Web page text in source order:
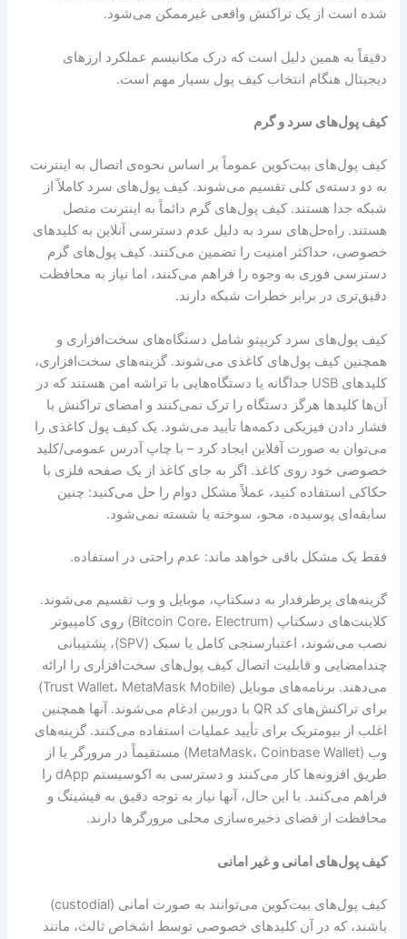
شده است از یک تراکنش واقعی غیرممکن می‌شود.
دقیقاً به همین دلیل است که درک مکانیسم عملکرد ارزهای
دیجیتال هنگام انتخاب کیف پول بسیار مهم است.
کیف پول‌های سرد و گرم
کیف پول‌های بیت‌کوین عموماً بر اساس نحوه‌ی اتصال به اینترنت
به دو دسته‌ی کلی تقسیم می‌شوند. کیف پول‌های سرد کاملاً از
شبکه جدا هستند. کیف پول‌های گرم دائماً به اینترنت متصل
هستند. راه‌حل‌های سرد به دلیل عدم دسترسی آنلاین به کلیدهای
خصوصی، حداکثر امنیت را تضمین می‌کنند. کیف پول‌های گرم
دسترسی فوری به وجوه را فراهم می‌کنند، اما نیاز به محافظت
دقیق‌تری در برابر خطرات شبکه دارند.
کیف پول‌های سرد کریپتو شامل دستگاه‌های سخت‌افزاری و
همچنین کیف پول‌های کاغذی می‌شوند. گزینه‌های سخت‌افزاری،
کلیدهای USB جداگانه یا دستگاه‌هایی با تراشه امن هستند که در
آن‌ها کلیدها هرگز دستگاه را ترک نمی‌کنند و امضای تراکنش با
فشار دادن فیزیکی دکمه‌ها تأیید می‌شود. یک کیف پول کاغذی را
می‌توان به صورت آفلاین ایجاد کرد – با چاپ آدرس عمومی/کلید
خصوصی خود روی کاغذ. اگر به جای کاغذ از یک صفحه فلزی با
حکاکی استفاده کنید، عملاً مشکل دوام را حل می‌کنید: چنین
سابقه‌ای پوسیده، محو، سوخته یا شسته نمی‌شود.
فقط یک مشکل باقی خواهد ماند: عدم راحتی در استفاده.
گزینه‌های پرطرفدار به دسکتاپ، موبایل و وب تقسیم می‌شوند.
کلاینت‌های دسکتاپ (Bitcoin Core، Electrum) روی کامپیوتر
نصب می‌شوند، اعتبارسنجی کامل یا سبک (SPV)، پشتیبانی
چندامضایی و قابلیت اتصال کیف پول‌های سخت‌افزاری را ارائه
می‌دهند. برنامه‌های موبایل (Trust Wallet، MetaMask Mobile)
برای تراکنش‌های کد QR با دوربین ادغام می‌شوند. آنها همچنین
اغلب از بیومتریک برای تأیید عملیات استفاده می‌کنند. گزینه‌های
وب (MetaMask، Coinbase Wallet) مستقیماً در مرورگر یا از
طریق افزونه‌ها کار می‌کنند و دسترسی به اکوسیستم dApp را
فراهم می‌کنند. با این حال، آنها نیاز به توجه دقیق به فیشینگ و
محافظت از فضای ذخیره‌سازی محلی مرورگرها دارند.
کیف پول‌های امانی و غیر امانی
کیف پول‌های بیت‌کوین می‌توانند به صورت امانی (custodial)
باشند، که در آن کلیدهای خصوصی توسط اشخاص ثالث، مانند